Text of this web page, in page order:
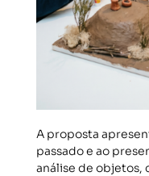
A proposta
passado e ao
análise de objetos,